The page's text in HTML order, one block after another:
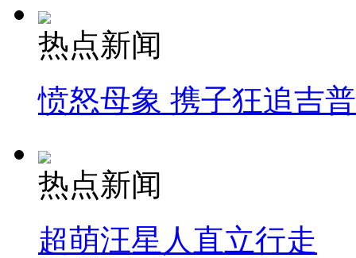
热点新闻
愤怒母象 携子狂追吉
热点新闻
超萌汪星人直立行走